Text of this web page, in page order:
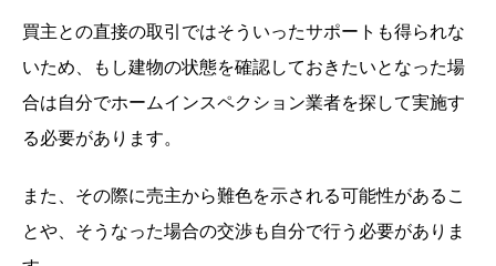
買主との直接の取引ではそういったサポートも得られな
いため、もし建物の状態を確認しておきたいとなった場
合は自分でホームインスペクション業者を探して実施す
る必要があります。
また、その際に売主から難色を示される可能性があるこ
とや、そうなった場合の交渉も自分で行う必要がありま